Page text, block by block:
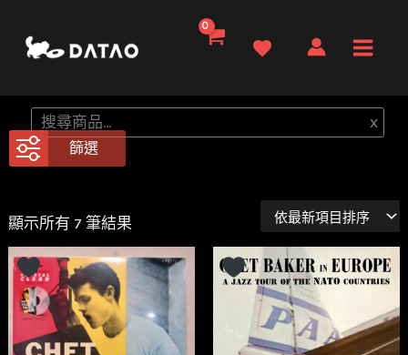
要
內
Menu
搜
尋
x
篩選
顯示所有 7 筆結果
新
項
目
排
序